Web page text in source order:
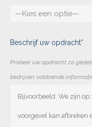
Beschrijf uw opdracht*
Probeer uw opdracht zo
bedrijven voldoende